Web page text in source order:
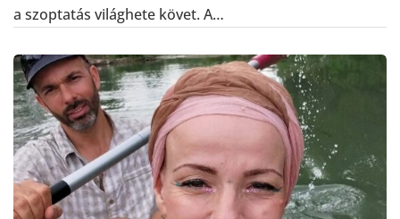
a szoptatás világhete követ. A…